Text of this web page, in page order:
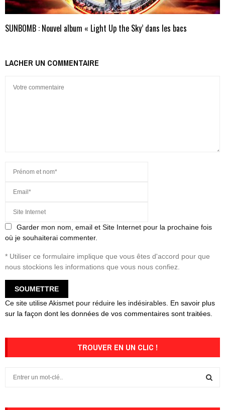
SUNBOMB : Nouvel album « Light Up the Sky’ dans les bacs
LACHER UN COMMENTAIRE
Garder mon nom, email et Site Internet pour la prochaine fois
où je souhaiterai commenter.
* Utiliser ce formulaire implique que vous êtes d'accord pour que
nous stockions les informations que vous nous confiez.
Ce site utilise Akismet pour réduire les indésirables. En savoir plus
sur la façon dont les données de vos commentaires sont traitées
TROUVER EN UN CLIC !